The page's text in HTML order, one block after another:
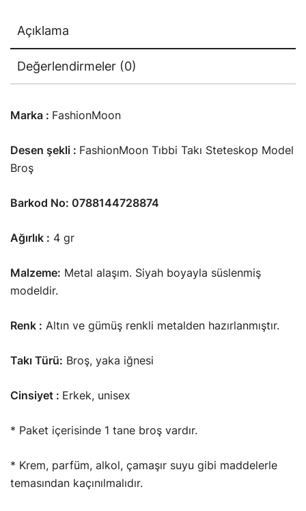
Açıklama
Değerlendirmeler (0)
Marka : FashionMoon
Desen şekli : FashionMoon Tıbbi Takı Steteskop Model
Broş
Barkod No: 0788144728874
Ağırlık : 4 gr
Malzeme: Metal alaşım. Siyah boyayla süslenmiş
modeldir.
Renk : Altın ve gümüş renkli metalden hazırlanmıştır.
Takı Türü: Broş, yaka iğnesi
Cinsiyet : Erkek, unisex
* Paket içerisinde 1 tane broş vardır.
* Krem, parfüm, alkol, çamaşır suyu gibi maddelerle
temasından kaçınılmalıdır.